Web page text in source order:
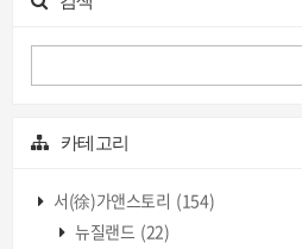
카테고리
서(徐)가앤스토리 (154)
뉴질랜드 (22)